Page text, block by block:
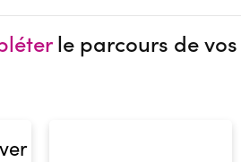
le parcours de vos